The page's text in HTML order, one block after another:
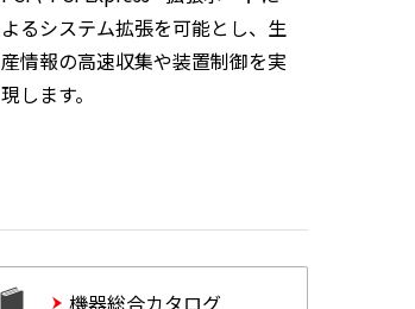
よるシステム拡張を可能とし、生
産情報の高速収集や装置制御を実
現します。